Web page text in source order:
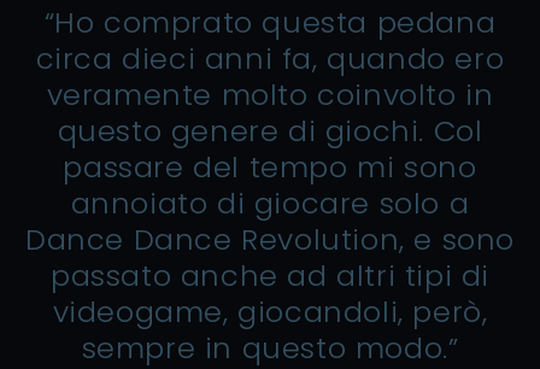
“Ho comprato questa pedana
circa dieci anni fa, quando ero
veramente molto coinvolto in
questo genere di giochi. Col
passare del tempo mi sono
annoiato di giocare solo a
Dance Dance Revolution, e sono
passato anche ad altri tipi di
videogame, giocandoli, però,
sempre in questo modo.”